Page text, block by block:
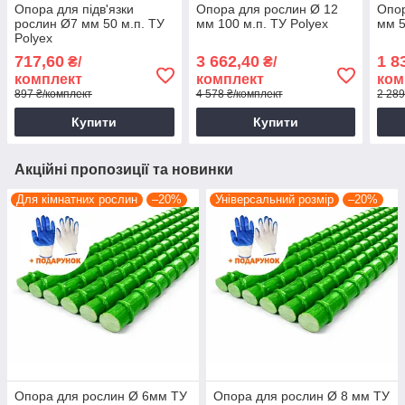
Опора для підв'язки
рослин Ø7 мм 50 м.п. ТУ
Polyex
717,60 ₴/
комплект
897 ₴/комплект
Купити
Опора для рослин Ø 12
мм 100 м.п. ТУ Polyex
3 662,40₴/
комплект
4 578 ₴/комплект
Купити
мм
1
2
Акційні пропозиції та новинки
Для кімнатних рослин –20%
Опора для рослин Ø 6мм ТУ
Універсальний розмір –20%
Опора для рослин Ø 8 мм ТУ